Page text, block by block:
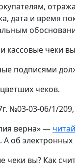
дата и время
кассовые чеки
подписями
чеков.
№03-03-06/1/209,
верна» —
об электронных
чеки вы? Как